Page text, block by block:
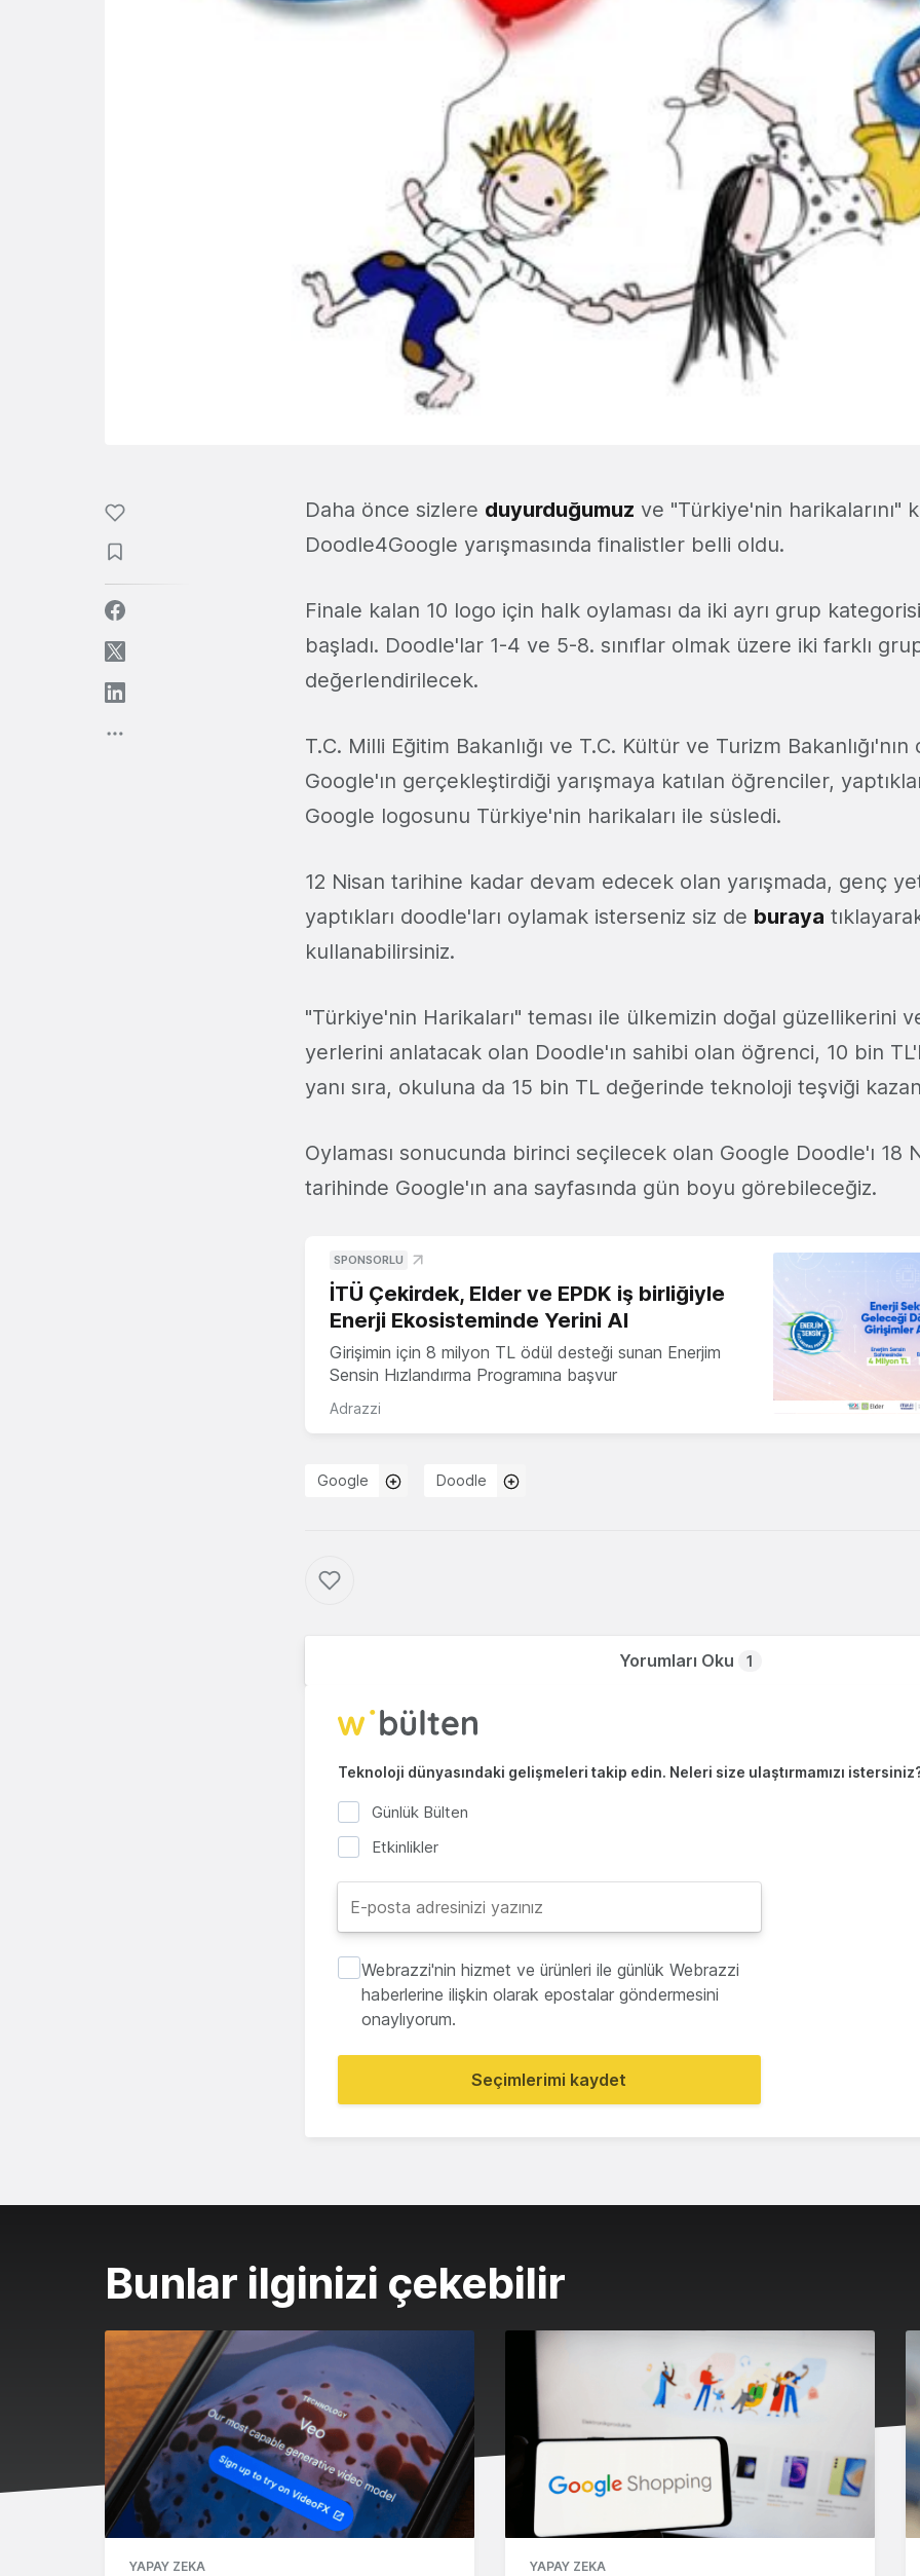
Daha önce sizlere duyurduğumuz ve "Türkiye'nin harikalarını"
Doodle4Google yarışmasında finalistler belli oldu.
Finale kalan 10 logo için halk oylaması da iki ayrı grup
başladı. Doodle'lar 1-4 ve 5-8. sınıflar olmak üzere iki farklı
değerlendirilecek.
T.C. Milli Eğitim Bakanlığı ve T.C. Kültür ve Turizm
Google'ın gerçekleştirdiği yarışmaya katılan öğrenciler,
Google logosunu Türkiye'nin harikaları ile süsledi.
12 Nisan tarihine kadar devam edecek olan yarışmada, genç
yaptıkları doodle'ları oylamak isterseniz siz de buraya
kullanabilirsiniz.
"Türkiye'nin Harikaları" teması ile ülkemizin doğal güzellikerini
yerlerini anlatacak olan Doodle'ın sahibi olan öğrenci, 10 bin
yanı sıra, okuluna da 15 bin TL değerinde teknoloji teşviği
Oylaması sonucunda birinci seçilecek olan Google Doodle'ı 18
tarihinde Google'ın ana sayfasında gün boyu görebileceğiz.
SPONSORLU
İTÜ Çekirdek, Elder ve EPDK iş birliğiyle
Enerji Ekosisteminde Yerini Al
Girişimin için 8 milyon TL ödül desteği sunan Enerjim
Sensin Hızlandırma Programına başvur
Adrazzi
Google Doodle
Yorumları Oku 1
Teknoloji dünyasındaki gelişmeleri takip edin. Neleri size ulaştırmamızı
Günlük Bülten
Etkinlikler
Webrazzi'nin hizmet ve ürünleri ile günlük Webrazzi
haberlerine ilişkin olarak epostalar göndermesini
onaylıyorum.
Seçimlerimi kaydet
Bunlar ilginizi çekebilir
YAPAY ZEKA YAPAY ZEKA